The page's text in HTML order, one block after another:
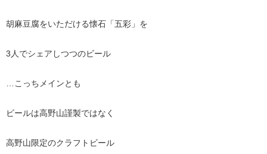
胡麻豆腐をいただける懐石「五彩」を
3人でシェアしつつのビール
…こっちメインとも
ビールは高野山謹製ではなく
高野山限定のクラフトビール